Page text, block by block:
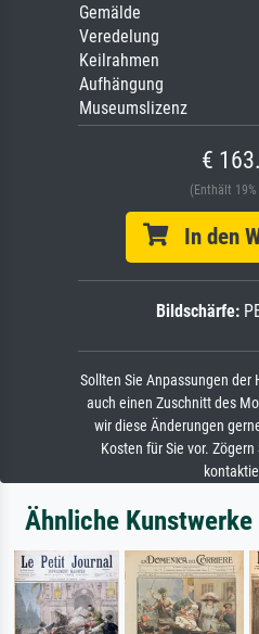
Gemälde
Veredelung
Keilrahmen
Aufhängung
Museumslizenz
€
(Enthält
In den
Bildschärfe:
Sollten Sie Anpassungen der
auch einen Zuschnitt des
wir diese Änderungen
Kosten für Sie vor.
Ähnliche